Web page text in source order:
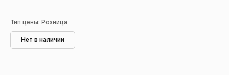
Тип цены: Розница
Нет в наличии